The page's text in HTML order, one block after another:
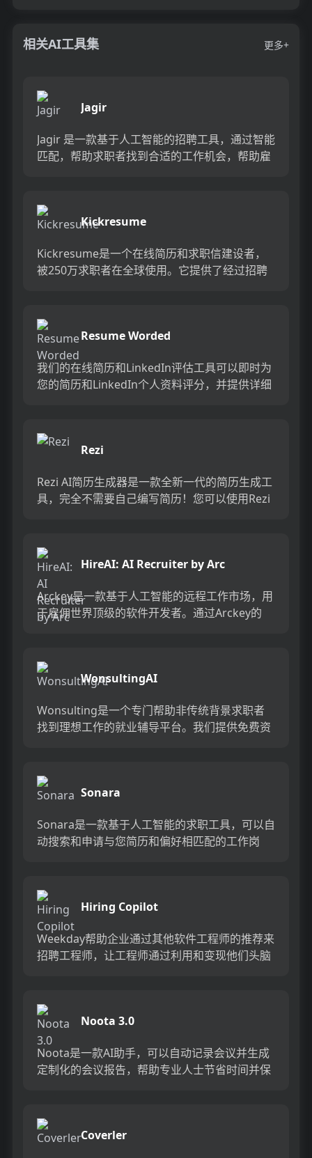
相关AI工具集 更多+
Jagir
Jagir 是一款基于人工智能的招聘工具，通过智能
匹配，帮助求职者找到合适的工作机会，帮助雇
Kickresume
Kickresume是一个在线简历和求职信建设者，
被250万求职者在全球使用。它提供了经过招聘
Resume Worded
我们的在线简历和LinkedIn评估工具可以即时为
您的简历和LinkedIn个人资料评分，并提供详细
Rezi
Rezi AI简历生成器是一款全新一代的简历生成工
具，完全不需要自己编写简历！您可以使用Rezi
HireAI: AI Recruiter by Arc
Arckey是一款基于人工智能的远程工作市场，用
于雇佣世界顶级的软件开发者。通过Arckey的
WonsultingAI
Wonsulting是一个专门帮助非传统背景求职者
找到理想工作的就业辅导平台。我们提供免费资
Sonara
Sonara是一款基于人工智能的求职工具，可以自
动搜索和申请与您简历和偏好相匹配的工作岗
Hiring Copilot
Weekday帮助企业通过其他软件工程师的推荐来
招聘工程师，让工程师通过利用和变现他们头脑
Noota 3.0
Noota是一款AI助手，可以自动记录会议并生成
定制化的会议报告，帮助专业人士节省时间并保
Coverler